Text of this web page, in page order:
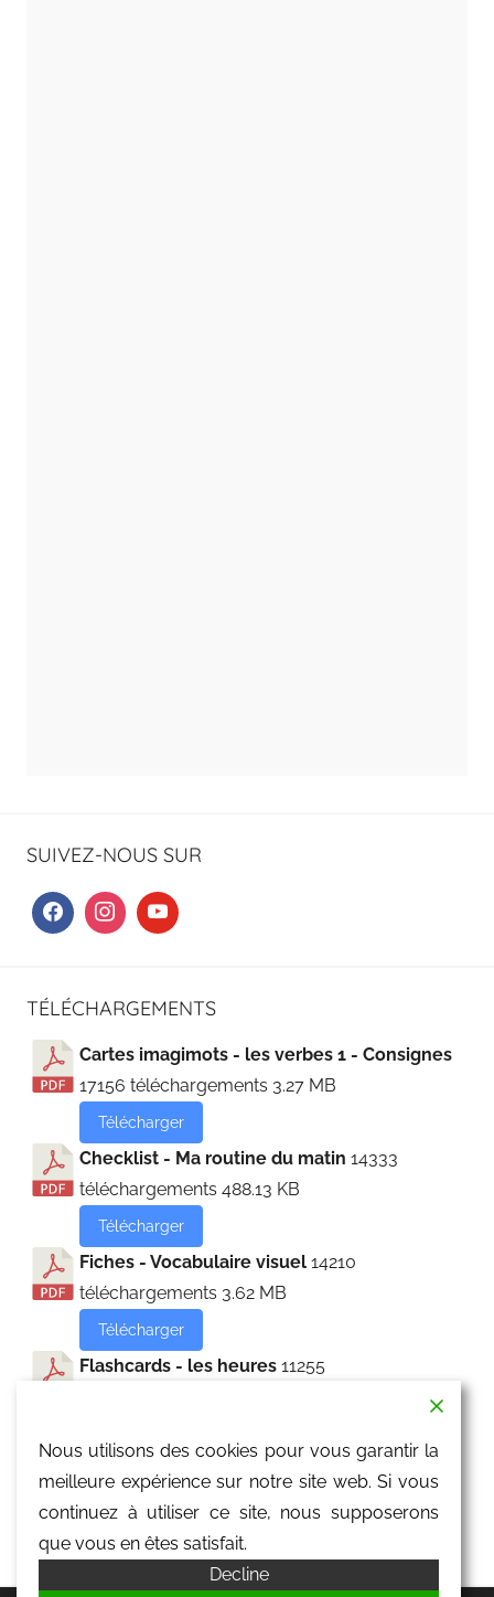
SUIVEZ-NOUS SUR
TÉLÉCHARGEMENTS
Cartes imagimots - les verbes 1 - Consignes
17156 téléchargements 3.27 MB
Télécharger
Checklist - Ma routine du matin 14333
téléchargements 488.13 KB
Télécharger
Fiches - Vocabulaire visuel 14210
téléchargements 3.62 MB
Télécharger
Flashcards - les heures 11255
Flashcards - les parties du corps 10947
téléchargements
230.65 KB
Télécharger
Nous utilisons des cookies pour vous garantir la
meilleure expérience sur notre site web. Si vous
continuez à utiliser ce site, nous supposerons
que vous en êtes satisfait.
Decline